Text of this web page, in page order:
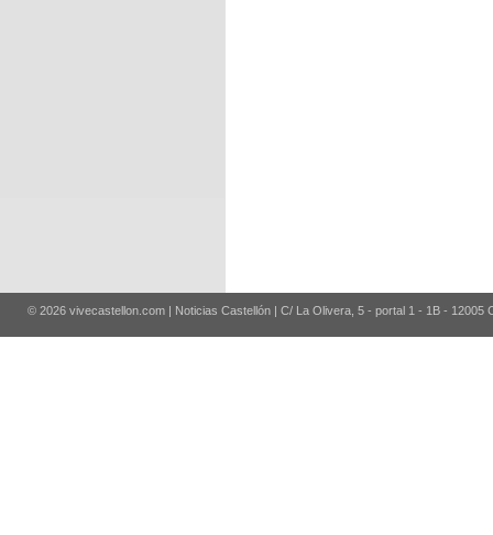
© 2026 vivecastellon.com | Noticias Castellón | C/ La Olivera, 5 - portal 1 - 1B - 12005